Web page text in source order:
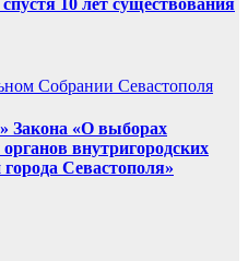
Собрании Севастополя
Закона «О выборах
внутригородских
Севастополя»